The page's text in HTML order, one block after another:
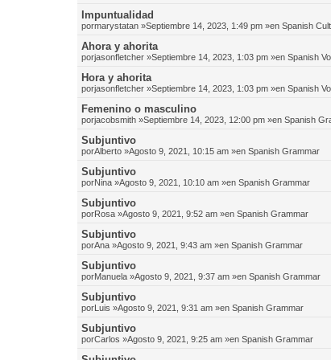
Impuntualidad
pormarystatan »Septiembre 14, 2023, 1:49 pm »en Spanish
Ahora y ahorita
porjasonfletcher »Septiembre 14, 2023, 1:03 pm »en Spanish
Hora y ahorita
porjasonfletcher »Septiembre 14, 2023, 1:03 pm »en Spanish
Femenino o masculino
porjacobsmith »Septiembre 14, 2023, 12:00 pm »en Spanish
Subjuntivo
porAlberto »Agosto 9, 2021, 10:15 am »en Spanish Grammar
Subjuntivo
porNina »Agosto 9, 2021, 10:10 am »en Spanish Grammar
Subjuntivo
porRosa »Agosto 9, 2021, 9:52 am »en Spanish Grammar
Subjuntivo
porAna »Agosto 9, 2021, 9:43 am »en Spanish Grammar
Subjuntivo
porManuela »Agosto 9, 2021, 9:37 am »en Spanish Grammar
Subjuntivo
porLuis »Agosto 9, 2021, 9:31 am »en Spanish Grammar
Subjuntivo
porCarlos »Agosto 9, 2021, 9:25 am »en Spanish Grammar